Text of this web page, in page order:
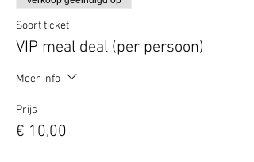
Soort ticket
VIP meal deal (per persoon)
Meer info
Prijs
€ 10,00